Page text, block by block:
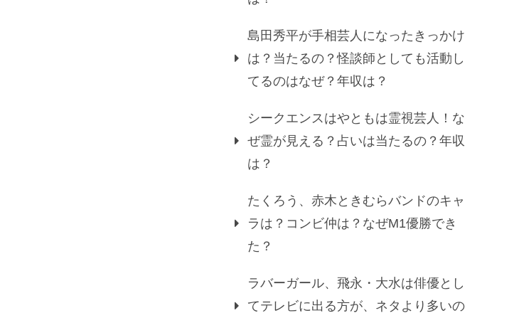
島田秀平が手相芸人になったきっかけ
は？当たるの？怪談師としても活動し
てるのはなぜ？年収は？
シークエンスはやともは霊視芸人！な
ぜ霊が見える？占いは当たるの？年収
は？
たくろう、赤木ときむらバンドのキャ
ラは？コンビ仲は？なぜM1優勝でき
た？
ラバーガール、飛永・大水は俳優とし
てテレビに出る方が、ネタより多いの